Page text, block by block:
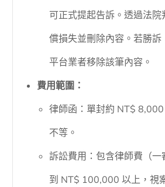
可正式提起告訴。透過法
償損失並刪除內容。若勝
平台業者移除該筆內容。
費用範圍：
律師函：單封約 NT$
不等。
訴訟費用：包含律師費（
到 NT$ 100,000 以上，視